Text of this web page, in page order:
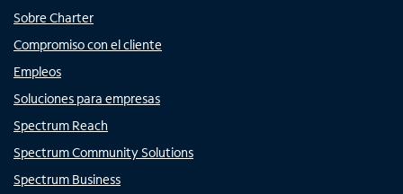
Sobre Charter
Compromiso con el cliente
Empleos
Soluciones para empresas
Spectrum Reach
Spectrum Community Solutions
Spectrum Business